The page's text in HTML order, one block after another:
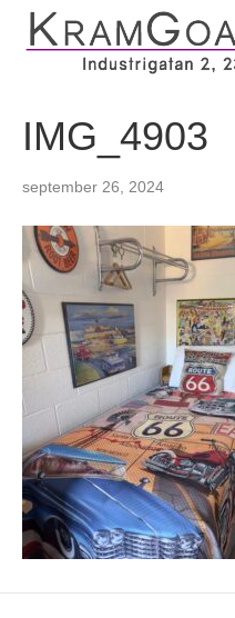
IMG_4903
september 26, 2024